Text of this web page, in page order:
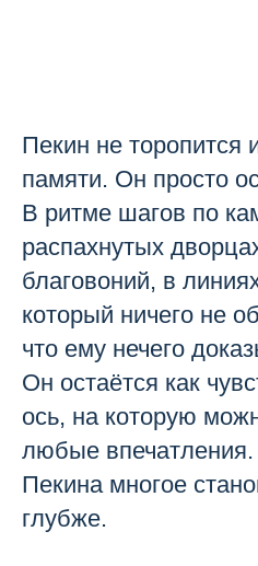
Пекин не торопится
памяти. Он просто
В ритме шагов по
распахнутых
благовоний, в
который ничего не
что ему нечего
Он остаётся как
ось, на которую
любые
Пекина многое
глубже.